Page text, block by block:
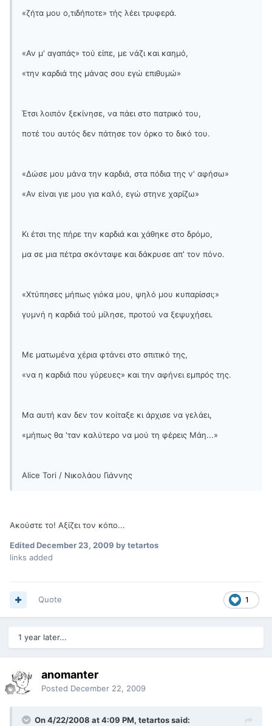
«ζήτα μου ο,τιδήποτε» τής λέει τρυφερά.
«Αν μ' αγαπάς» τού είπε, με νάζι και καημό,
«την καρδιά της μάνας σου εγώ επιθυμώ»
Έτσι λοιπόν ξεκίνησε, να πάει στο πατρικό του,
ποτέ του αυτός δεν πάτησε τον όρκο το δικό του.
«Δώσε μου μάνα την καρδιά, στα πόδια της ν' αφήσω»
«Αν είναι γιε μου για καλό, εγώ στηνε χαρίζω»
Κι έτσι της πήρε την καρδιά και χάθηκε στο δρόμο,
μα σε μια πέτρα σκόνταψε και δάκρυσε απ' τον πόνο.
«Χτύπησες μήπως γιόκα μου, ψηλό μου κυπαρίσσι;»
γυμνή η καρδιά τού μίλησε, προτού να ξεψυχήσει.
Με ματωμένα χέρια φτάνει στο σπιτικό της,
«να η καρδιά που γύρευες» και την αφήνει εμπρός της.
Μα αυτή καν δεν τον κοίταξε κι άρχισε να γελάει,
«μήπως θα 'ταν καλύτερο να μού τη φέρεις Μάη...»
Alice Tori / Νικολάου Γιάννης
Ακούστε το! Αξίζει τον κόπο...
EditedDecember 23, 2009 by tetartos
links added
1
Quote
1 year later...
anomanter
Posted December 22, 2009
On 4/22/2008 at 4:09 PM, tetartos said: